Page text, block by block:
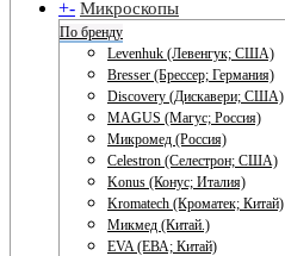
+- Микроскопы
По бренду
Levenhuk (Левенгук; США)
Bresser (Брессер; Германия)
Discovery (Дискавери; США)
MAGUS (Магус; Россия)
Микромед (Россия)
Celestron (Селестрон; США)
Konus (Конус; Италия)
Kromatech (Кроматек; Китай)
Микмед (Китай.)
EVA (ЕВА; Китай)